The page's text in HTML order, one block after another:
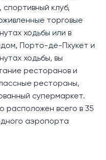
клуб,
торговые
ходьбы или в
Порто-де-Пхукет и
ходьбы, вы
ресторанов и
рестораны,
супермаркет.
расположен всего в 35
аэропорта